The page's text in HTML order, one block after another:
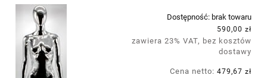
Dostępność: brak towaru
590,00 zł
zawiera 23% VAT, bez kosztów
dostawy
Cena netto: 479,67 zł